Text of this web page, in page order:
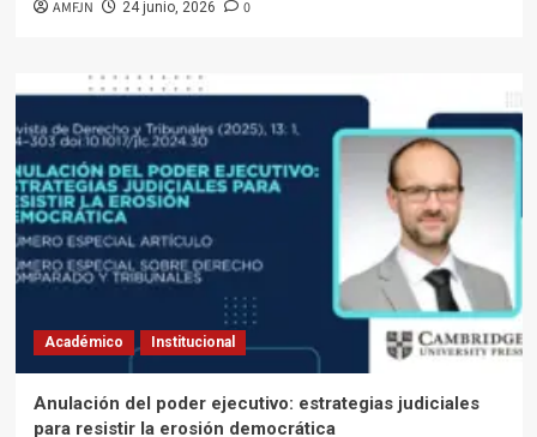
AMFJN 24 junio, 2026 0
Académico Institucional
Anulación del poder ejecutivo: estrategias judiciales
para resistir la erosión democrática